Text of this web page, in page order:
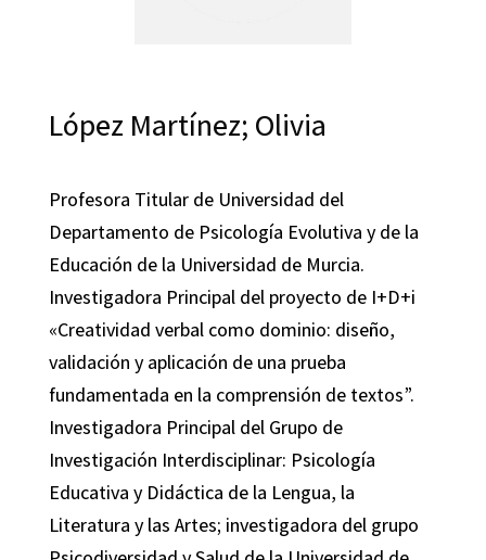
López Martínez; Olivia
Profesora Titular de Universidad del
Departamento de Psicología Evolutiva y de la
Educación de la Universidad de Murcia.
Investigadora Principal del proyecto de I+D+i
«Creatividad verbal como dominio: diseño,
validación y aplicación de una prueba
fundamentada en la comprensión de textos”.
Investigadora Principal del Grupo de
Investigación Interdisciplinar: Psicología
Educativa y Didáctica de la Lengua, la
Literatura y las Artes; investigadora del grupo